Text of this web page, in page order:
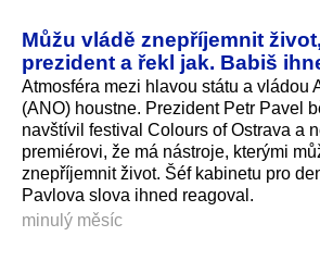
Můžu vládě znepříjemnit
prezident a řekl jak. Babiš
Atmosféra mezi hlavou státu a vládou
(ANO) houstne. Prezident Petr Pavel
navštívil festival Colours of Ostrava a
premiérovi, že má nástroje, kterými
znepříjemnit život. Šéf kabinetu pro
Pavlova slova ihned reagoval.
minulý měsíc